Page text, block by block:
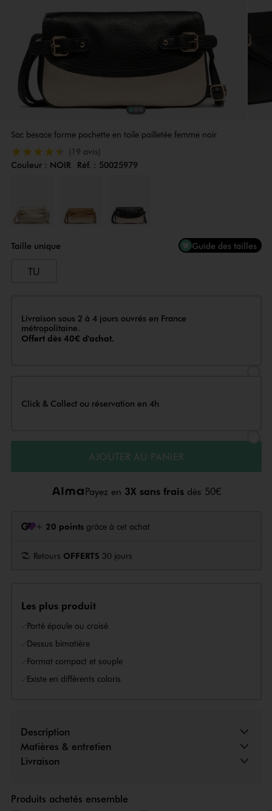
Sur 3Sur 3Sur 3
Sac besace forme pochette en toile pailletée femme noir
4.5/5 de moyenne
(19 avis)
Couleur
Couleur : NOIR Réf. : 50025979
Taille unique Guide des tailles
TU
Livraison
Livraison sous 2 à 4 jours ouvrés en France
métropolitaine.
Offert dès 40€ d'achat.
Click & Collect ou réservation en 4h
AJOUTER AU PANIER
Payez en 3X sans frais dès 50€
+ 20 points grâce à cet achat
Retours OFFERTS 30 jours
Les plus produit
Porté épaule ou croisé
Dessus bimatière
Format compact et souple
Existe en différents coloris
Description
Matières & entretien
Livraison
Produits achetés ensemble